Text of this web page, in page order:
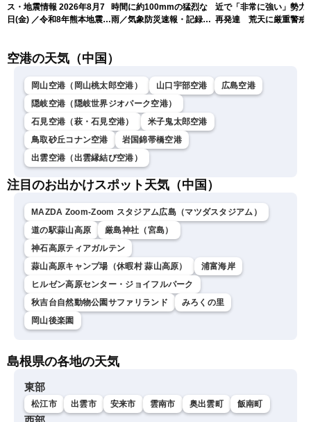
ス・地震情報 2026年8月7
日(金) ／令和8年熊本地震情
ーン・駒木結衣／内藤邦
時間に約100mmの猛烈な
雨／気象防災速報・記録的
近で「非常に強い」勢力
再発達 荒天に厳重警戒
空港の天気（中国）
岡山空港（岡山桃太郎空港） 山口宇部空港
広島空港
隠岐空港（隠岐世界ジオパーク空港）
石見空港（萩・石見空港）
米子鬼太郎空港
鳥取砂丘コナン空港
岩国錦帯橋空港
出雲空港（出雲縁結び空港）
注目のお出かけスポット天気（中国）
MAZDA Zoom-Zoom スタジアム広島（マツダスタジアム）
道の駅蒜山高原
厳島神社（宮島）
神石高原ティアガルテン
蒜山高原キャンプ場（休暇村 蒜山高原）
浦富海岸
ヒルゼン高原センター・ジョイフルパーク
秋吉台自然動物公園サファリランド
みろくの里
岡山後楽園
島根県の各地の天気
東部
松江市 出雲市 安来市 雲南市 奥出雲町 飯南町